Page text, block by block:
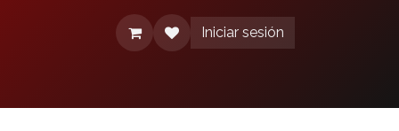
Iniciar sesión